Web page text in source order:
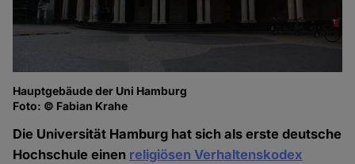
Hauptgebäude der Uni Hamburg
Foto: © Fabian Krahe
Die Universität Hamburg hat sich als erste deutsche
Hochschule einen religiösen Verhaltenskodex